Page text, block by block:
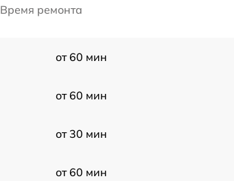
Время ремонта
от 60 мин
от 60 мин
от 30 мин
от 60 мин